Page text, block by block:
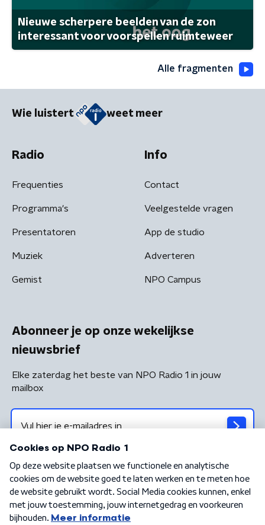
Nieuwe scherpere beelden van de zon
interessant voor voorspellen ruimteweer
Alle fragmenten
Wie luistert weet meer
Radio
Frequenties
Programma's
Presentatoren
Muziek
Gemist
Info
Contact
Veelgestelde vragen
App de studio
Adverteren
NPO Campus
Abonneer je op onze wekelijkse
nieuwsbrief
Elke zaterdag het beste van NPO Radio 1 in jouw
mailbox
Algemene voorwaarden